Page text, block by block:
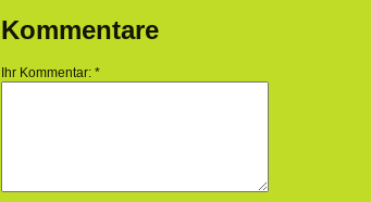
Kommentare
Ihr Kommentar: *